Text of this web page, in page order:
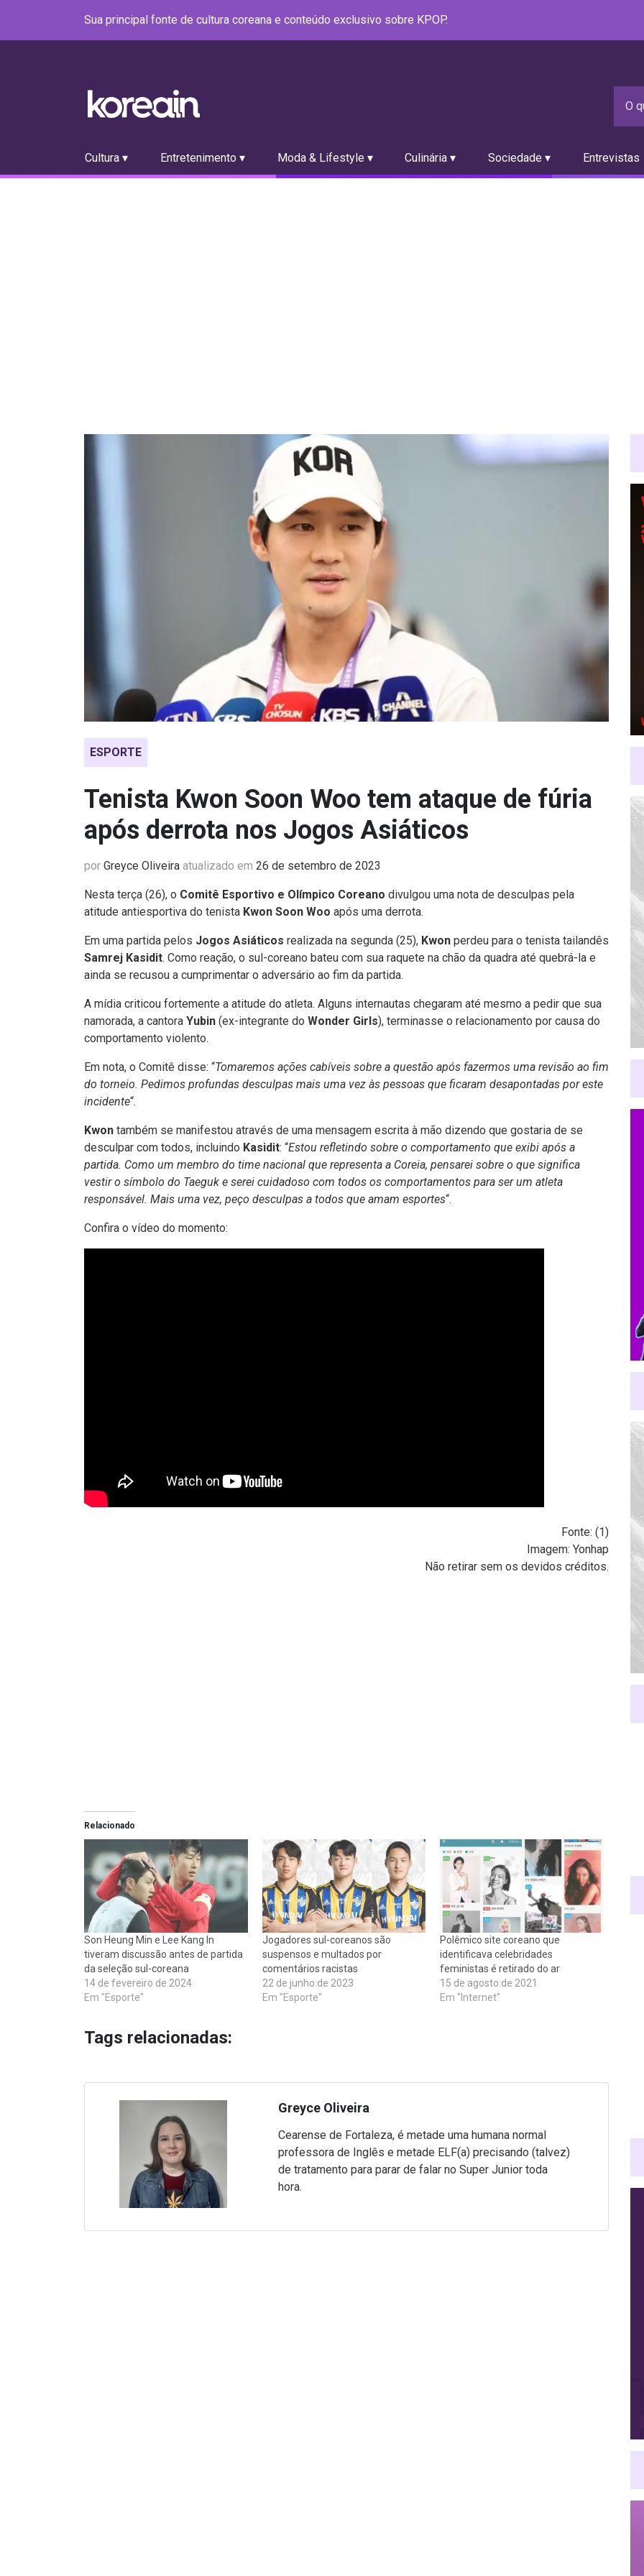
Sua principal fonte de cultura coreana e conteúdo exclusivo sobre KPOP.
Cultura ▾ Entretenimento ▾ Moda & Lifestyle ▾ Culinária ▾ Sociedade ▾ Entrevistas
ESPORTE
Tenista Kwon Soon Woo tem ataque de fúria
após derrota nos Jogos Asiáticos
por Greyce Oliveira atualizado em 26 de setembro de 2023
Nesta terça (26), o Comitê Esportivo e Olímpico Coreano divulgou uma nota de desculpas pela
atitude antiesportiva do tenista Kwon Soon Woo após uma derrota.
Em uma partida pelos Jogos Asiáticos realizada na segunda (25), Kwon perdeu para o tenista tailandês
Samrej Kasidit. Como reação, o sul-coreano bateu com sua raquete na chão da quadra até quebrá-la e
ainda se recusou a cumprimentar o adversário ao fim da partida.
A mídia criticou fortemente a atitude do atleta. Alguns internautas chegaram até mesmo a pedir que sua
namorada, a cantora Yubin (ex-integrante do Wonder Girls), terminasse o relacionamento por causa do
comportamento violento.
Em nota, o Comitê disse: “Tomaremos ações cabíveis sobre a questão após fazermos uma revisão ao fim
do torneio. Pedimos profundas desculpas mais uma vez às pessoas que ficaram desapontadas por este
incidente“.
Kwon também se manifestou através de uma mensagem escrita à mão dizendo que gostaria de se
desculpar com todos, incluindo Kasidit: “Estou refletindo sobre o comportamento que exibi após a
partida. Como um membro do time nacional que representa a Coreia, pensarei sobre o que significa
vestir o símbolo do Taeguk e serei cuidadoso com todos os comportamentos para ser um atleta
responsável. Mais uma vez, peço desculpas a todos que amam esportes“.
Confira o vídeo do momento:
Fonte: (1)
Imagem: Yonhap
Não retirar sem os devidos créditos.
Relacionado
Son Heung Min e Lee Kang In
tiveram discussão antes de partida
da seleção sul-coreana
14 de fevereiro de 2024
Em "Esporte"
Jogadores sul-coreanos são
suspensos e multados por
comentários racistas
22 de junho de 2023
Em "Esporte"
Polêmico site coreano que
identificava celebridades
feministas é retirado do ar
15 de agosto de 2021
Em "Internet"
Tags relacionadas:
Greyce Oliveira
Cearense de Fortaleza, é metade uma humana normal
professora de Inglês e metade ELF(a) precisando (talvez)
de tratamento para parar de falar no Super Junior toda
hora.